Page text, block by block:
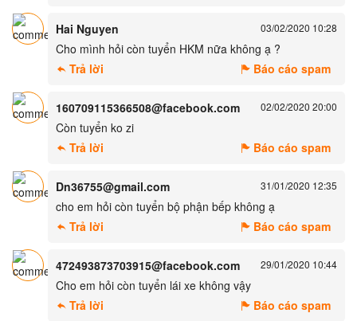
Hai Nguyen 03/02/2020 10:28
Cho mình hỏi còn tuyển HKM nữa không ạ ?
Trả lời
Báo cáo spam
160709115366508@facebook.com 02/02/2020 20:00
Còn tuyển ko zi
Trả lời
Báo cáo spam
Dn36755@gmail.com 31/01/2020 12:35
cho em hỏi còn tuyển bộ phận bếp không ạ
Trả lời
Báo cáo spam
472493873703915@facebook.com 29/01/2020 10:44
Cho em hỏi còn tuyển lái xe không vậy
Trả lời
Báo cáo spam